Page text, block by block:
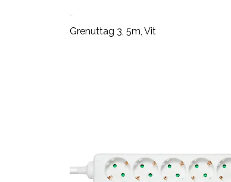
Grenuttag 3, 5m, Vit